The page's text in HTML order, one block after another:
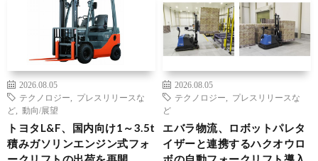
2026.08.05
テクノロジー
プレスリリースな
ど
動向/展望
トヨタL&F、国内向け1～3.5t
積みガソリンエンジン式フォ
2026.08.05
テクノロジー
プレスリリースな
ど
エバラ物流、ロボットパレタ
イザーと連携するハクオウロ